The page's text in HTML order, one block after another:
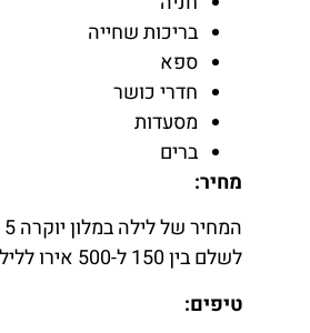
בריכות שחייה
ספא
חדרי כושר
מסעדות
ברים
מחיר:
לשלם בין 150 ל-500 אירו ללילה.
טיפים: